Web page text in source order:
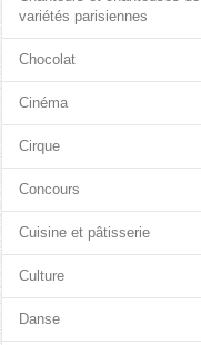
variétés parisiennes
Chocolat
Cinéma
Cirque
Concours
Cuisine et pâtisserie
Culture
Danse